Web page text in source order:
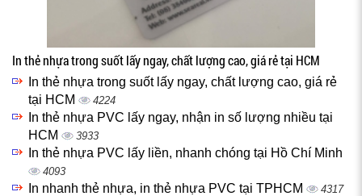
In thẻ nhựa trong suốt lấy ngay, chất lượng cao, giá rẻ tại HCM
In thẻ nhựa trong suốt lấy ngay, chất lượng cao, giá rẻ
tại HCM
4224
In thẻ nhựa PVC lấy ngay, nhận in số lượng nhiều tại
HCM
3933
In thẻ nhựa PVC lấy liền, nhanh chóng tại Hồ Chí Minh
4093
In nhanh thẻ nhựa, in thẻ nhựa PVC tại TPHCM 4317